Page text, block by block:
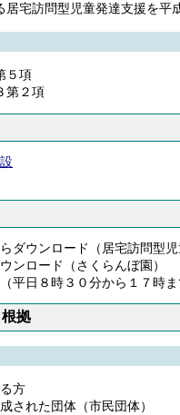
居宅訪問型児童発達支援を
５項
第２項
ダウンロード（居宅訪問型児
ンロード（さくらんぼ園）
平日８時３０分から１７時ま
拠
方
された団体（市民団体）